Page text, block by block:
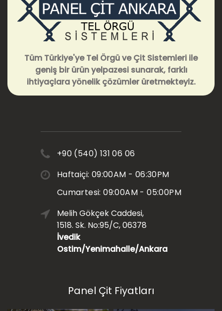
Tüm Türkiye'ye Tel Örgü ve Çit Sistemleri ile
geniş bir ürün yelpazesi sunarak, farklı
ihtiyaçlara yönelik çözümler üretmekteyiz.
+90 (540) 131 06 06
Haftaiçi: 09:00AM - 06:30PM
Cumartesi: 09:00AM - 05:00PM
Melih Gökçek Caddesi,
1518. Sk. No:95/C, 06378
İvedik
Ostim/Yenimahalle/Ankara
Panel Çit Fiyatları